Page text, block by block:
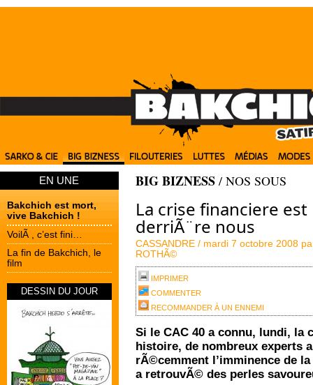
EN UNE
Bakchich est mort,
vive Bakchich !
VoilÃ , c’est fini…
La fin de Bakchich, le
film
DESSIN DU JOUR
BIG BIZNESS / NOS SOUS
La crise financiere est
derriÃ¨re nous
CASSANDRE / mardi 7 octobre 2008
ROTHÃ©
IMPRIMER
COMMENTER
RECOMMANDER À UN ENNEMI
Si le CAC 40 a connu, lundi, la
histoire, de nombreux experts
rÃ©cemment l’imminence de
a retrouvÃ© des perles